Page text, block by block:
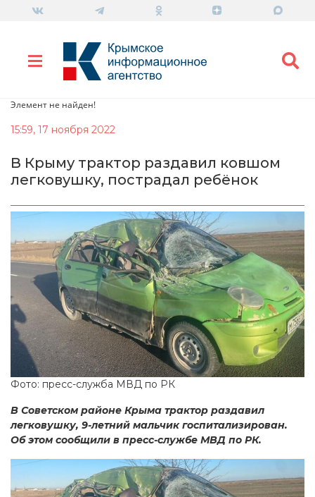
Элемент не найден!
15:59, 17 ноября 2022
В Крыму трактор раздавил ковшом
легковушку, пострадал ребёнок
Фото: пресс-служба МВД по РК
В Советском районе Крыма трактор раздавил
легковушку, 9-летний мальчик госпитализирован.
Об этом сообщили в пресс-службе МВД по РК.